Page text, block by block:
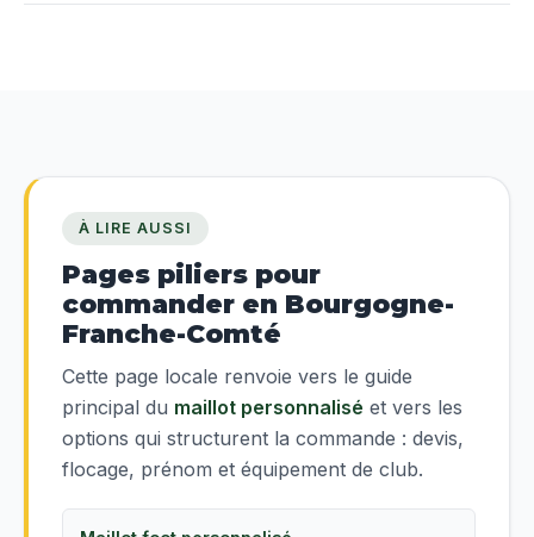
À LIRE AUSSI
Pages piliers pour
commander en Bourgogne-
Franche-Comté
Cette page locale renvoie vers le guide
principal du maillot personnalisé et vers les
options qui structurent la commande : devis,
flocage, prénom et équipement de club.